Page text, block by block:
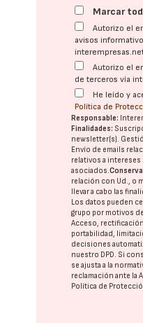
Marcar
Autorizo el
avisos
Autorizo el
de terceros vía
He leído y
Política de
Responsable:
Finalidades:
newsletter(s).
Envío de emails
relativos a intereses
asociados.
relación con Ud., o
llevar a cabo las
Los datos pueden
grupo por motivos
Acceso,
portabilidad,
decisiones
nuestro DPD. Si
se ajusta a la
reclamación ante la
Política de